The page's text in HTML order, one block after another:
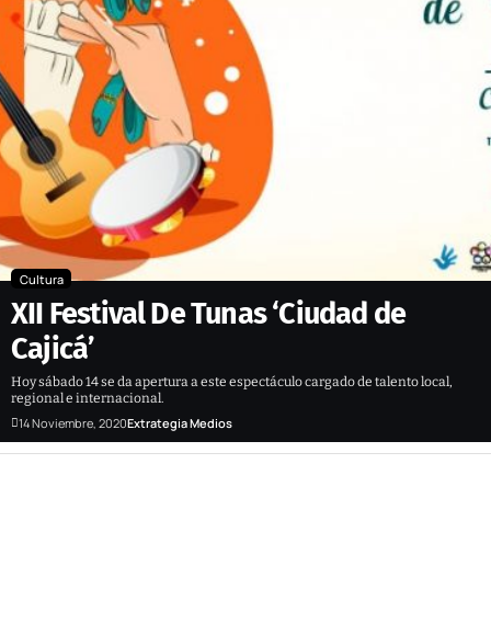
Cultura
XII Festival De Tunas ‘Ciudad de
Cajicá’
Hoy sábado 14 se da apertura a este espectáculo cargado de talento local,
regional e internacional.
14 Noviembre, 2020Extrategia Medios